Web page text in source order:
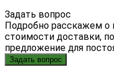
Задать вопрос
Подробно расскажем о
стоимости доставки,
предложение для
Задать вопрос